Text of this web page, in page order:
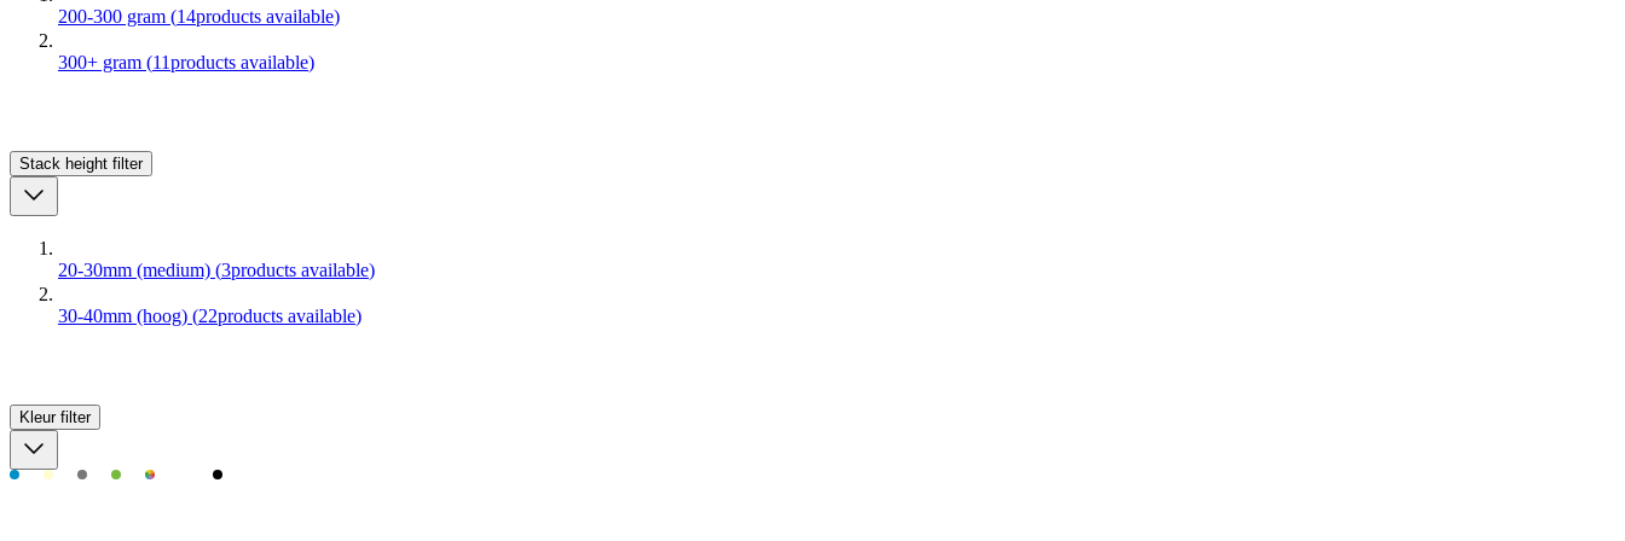
200-300 gram (14products available)
300+ gram (11products available)
Stack height filter
20-30mm (medium) (3products available)
30-40mm (hoog) (22products available)
Kleur filter